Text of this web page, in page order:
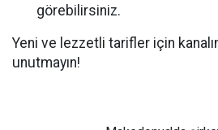
görebilirsiniz.
Yeni ve lezzetli tarifler için
unutmayın!